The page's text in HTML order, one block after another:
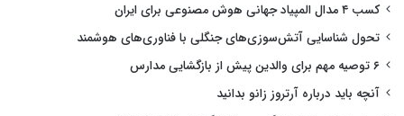
کسب ۴ مدال المپیاد جهانی هوش مصنوعی برای ایران
تحول شناسایی آتش‌سوزی‌های جنگلی با فناوری‌های هوشمند
۶ توصیه مهم برای والدین پیش از بازگشایی مدارس
آنچه باید درباره آرتروز زانو بدانید